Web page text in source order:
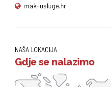
mak-usluge.hr
NAŠA LOKACIJA
Gdje se nalazimo